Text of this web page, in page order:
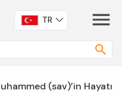
TR
(sav)’in Hayatı